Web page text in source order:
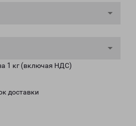
1 кг (включая НДС)
доставки